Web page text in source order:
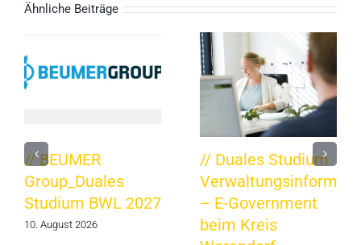
Ähnliche Beiträge
// BEUMER
Group_Duales
Studium BWL 2027
10. August 2026
// Duales Studium
– E-Government
beim Kreis